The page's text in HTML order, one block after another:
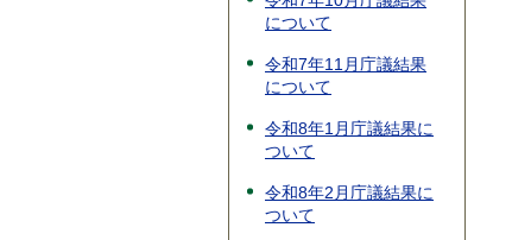
について
令和7年11月庁議結果
について
令和8年1月庁議結果に
ついて
令和8年2月庁議結果に
ついて